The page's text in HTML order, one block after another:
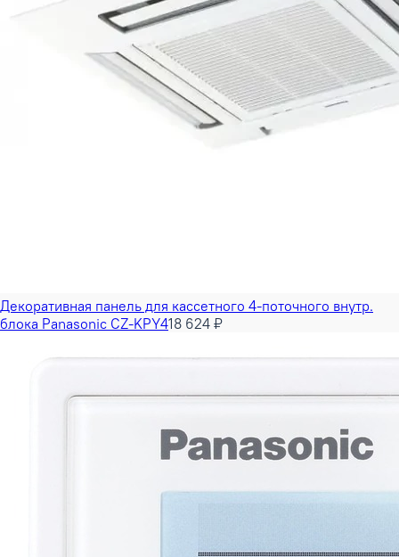
Декоративная панель для кассетного 4-поточного внутр.
блока Panasonic CZ-KPY418 624 ₽